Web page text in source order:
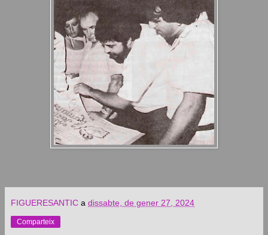
FIGUERESANTIC a dissabte, de gener 27, 2024
Comparteix